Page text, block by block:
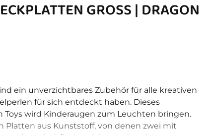
GROSS | DRAGON T
ein unverzichtbares Zubehör für alle kreativen
für sich entdeckt haben. Dieses
Toys wird Kinderaugen zum Leuchten bringen.
Platten aus Kunststoff, von denen zwei mit